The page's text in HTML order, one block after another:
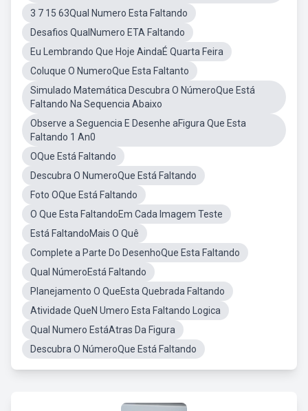
3 7 15 63Qual Numero Esta Faltando
Desafios QualNumero ETA Faltando
Eu Lembrando Que Hoje AindaÉ Quarta Feira
Coluque O NumeroQue Esta Faltanto
Simulado Matemática Descubra O NúmeroQue Está
Faltando Na Sequencia Abaixo
Observe a Seguencia E Desenhe aFigura Que Esta
Faltando 1 An0
OQue Está Faltando
Descubra O NumeroQue Está Faltando
Foto OQue Está Faltando
O Que Esta FaltandoEm Cada Imagem Teste
Está FaltandoMais O Quê
Complete a Parte Do DesenhoQue Esta Faltando
Qual NúmeroEstá Faltando
Planejamento O QueEsta Quebrada Faltando
Atividade QueN Umero Esta Faltando Logica
Qual Numero EstáAtras Da Figura
Descubra O NúmeroQue Está Faltando